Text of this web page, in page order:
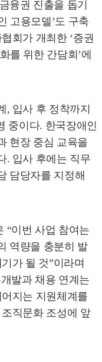
융권 진출을 돕기
고용모델’도 구축
회가 개최한 ‘증권
를 위한 간담회’에
, 입사 후 정착까지
중이다. 한국장애인
현장 중심 교육을
. 입사 후에는 직무
담당자를 지정해
“이번 사업 참여는
역량을 충분히 발
가 될 것”이라며
발과 채용 연계는
지는 지원체계를
직문화 조성에 앞